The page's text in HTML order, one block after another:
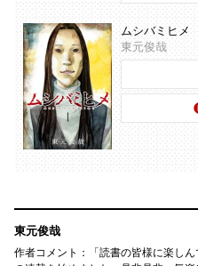
ムシバミヒメ
東元俊哉
東元俊哉
作者コメント：「読書の皆様に楽し